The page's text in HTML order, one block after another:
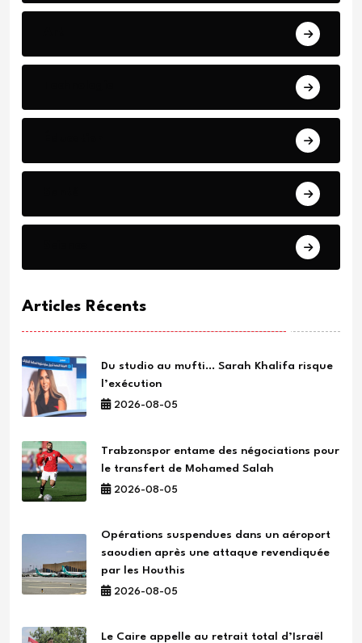
Articles Récents
Du studio au mufti… Sarah Khalifa risque
l’exécution
2026-08-05
Trabzonspor entame des négociations pour
le transfert de Mohamed Salah
2026-08-05
Opérations suspendues dans un aéroport
saoudien après une attaque revendiquée
par les Houthis
2026-08-05
Le Caire appelle au retrait total d’Israël